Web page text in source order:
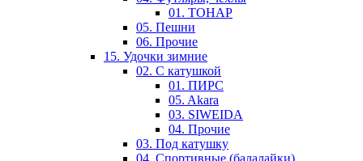
01. ТОНАР
05. Пешни
06. Прочие
15. Удочки зимние
02. С катушкой
01. ПИРС
05. Akara
03. SIWEIDA
04. Прочие
03. Под катушку
04. Спортивные (балалайки)